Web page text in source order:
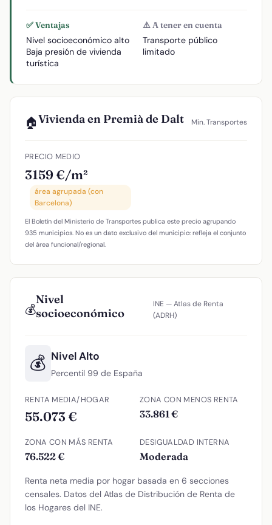
✅ Ventajas
Nivel socioeconómico alto
Baja presión de vivienda
turística
⚠️ A tener en cuenta
Transporte público
limitado
🏠Vivienda en Premià de Dalt Min. Transportes
PRECIO MEDIO
3159 €/m²
área agrupada (con
Barcelona)
El Boletín del Ministerio de Transportes publica este precio agrupando
935 municipios. No es un dato exclusivo del municipio: refleja el conjunto
del área funcional/regional.
💰
Nivel
socioeconómico
INE — Atlas de Renta
(ADRH)
💰 Nivel Alto
Percentil 99 de España
RENTA MEDIA/HOGAR
55.073 €
ZONA CON MENOS RENTA
33.861 €
ZONA CON MÁS RENTA
76.522 €
DESIGUALDAD INTERNA
Moderada
Renta neta media por hogar basada en 6 secciones
censales. Datos del Atlas de Distribución de Renta de
los Hogares del INE.